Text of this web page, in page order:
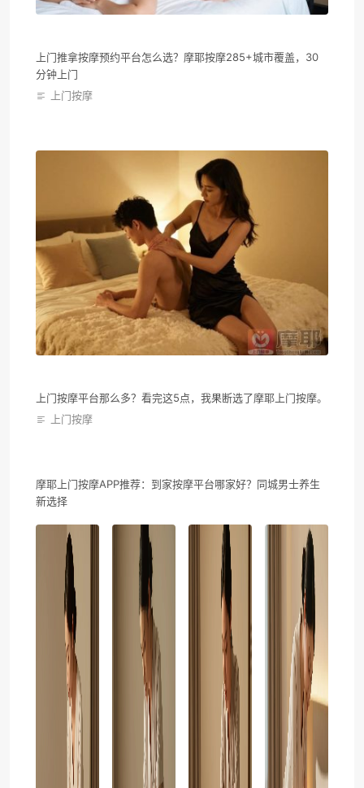
上门推拿按摩预约平台怎么选？摩耶按摩285+城市覆盖，30
分钟上门
上门按摩
上门按摩平台那么多？看完这5点，我果断选了摩耶上门按摩。
上门按摩
摩耶上门按摩APP推荐：到家按摩平台哪家好？同城男士养生
新选择